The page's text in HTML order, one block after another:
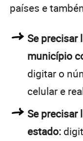
países e
Se precisar
município
digitar o
celular e
Se precisar
estado: